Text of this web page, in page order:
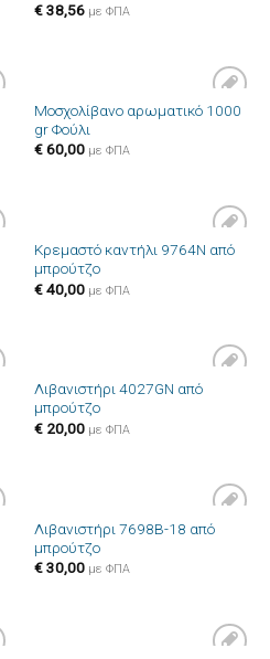
€38,56 με ΦΠΑ
Πρόσθήκη
Μοσχολίβανο αρωματικό 1000
gr Φούλι
€60,00 με ΦΠΑ
Πρόσθήκη
Κρεμαστό καντήλι 9764N από
μπρούτζο
€40,00 με ΦΠΑ
Πρόσθήκη
Λιβανιστήρι 4027GN από
μπρούτζο
€20,00 με ΦΠΑ
Πρόσθήκη
Λιβανιστήρι 7698B-18 από
μπρούτζο
€30,00 με ΦΠΑ